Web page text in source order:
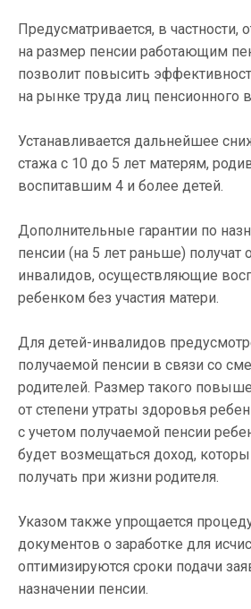
Предусматривается, в частности,
на размер пенсии работающим
позволит повысить
на рынке труда лиц пенсионного
Устанавливается дальнейшее
стажа с 10 до 5 лет матерям,
воспитавшим 4 и более детей.
Дополнительные гарантии по
пенсии (на 5 лет раньше) получат
инвалидов, осуществляющие
ребенком без участия матери.
Для детей-инвалидов
получаемой пенсии в связи со
родителей. Размер такого
от степени утраты здоровья
с учетом получаемой пенсии
будет возмещаться доход,
получать при жизни родителя.
Указом также упрощается
документов о заработке для
оптимизируются сроки подачи
назначении пенсии.